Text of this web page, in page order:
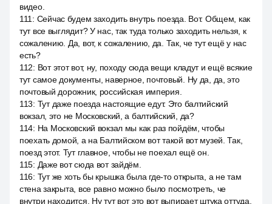
видео.
111 : Сейчас будем заходить внутрь поезда. Вот. Общем, как
тут все выглядит? У нас, так туда только заходить нельзя, к
сожалению. Да, вот, к сожалению, да. Так, че тут ещё у нас
есть?
112: Вот этот вот, ну, походу сюда вещи кладут и ещё всякие
тут самое документы, наверное, почтовый. Ну да, да, это
почтовый дорожник, российская империя.
113: Тут даже поезда настоящие едут. Это балтийский
вокзал, это не Московский, а балтийский, да?
114: На Московский вокзал мы как раз пойдём, чтобы
поехать домой, а на Балтийском вот такой вот музей. Так,
поезд этот. Тут главное, чтобы не поехал ещё он.
115: Даже вот сюда вот зайдём.
116: Тут же хоть бы крышка была где-то открыта, а не там
стена закрыта, все равно можно было посмотреть, че
внутри находится. Ну тут вот это вот выпирает штука оттуда,